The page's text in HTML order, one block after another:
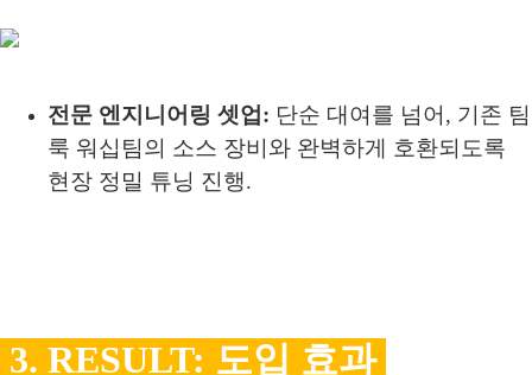
전문 엔지니어링 셋업: 단순 대여를 넘어, 기존 팀
룩 워십팀의 소스 장비와 완벽하게 호환되도록
현장 정밀 튜닝 진행.
3. RESULT: 도입 효과